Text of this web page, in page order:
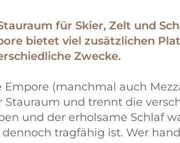
für Skier, Zelt und
bietet viel zusätzlichen
Zwecke.
Empore (manchmal auch
Stauraum und trennt die
und der erholsame Schlaf
tragfähig ist. Wer